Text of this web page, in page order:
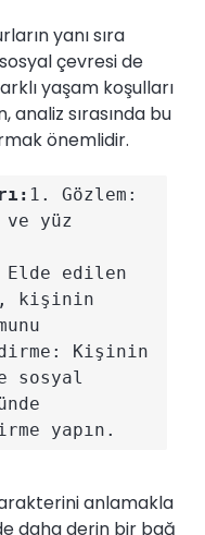
yanı sıra
çevresi de
yaşam koşulları
analiz sırasında bu
önemlidir.
1. Gözlem:
yüz
edilen
kişinin
Kişinin
sosyal
yapın.
anlamakla
daha derin bir bağ